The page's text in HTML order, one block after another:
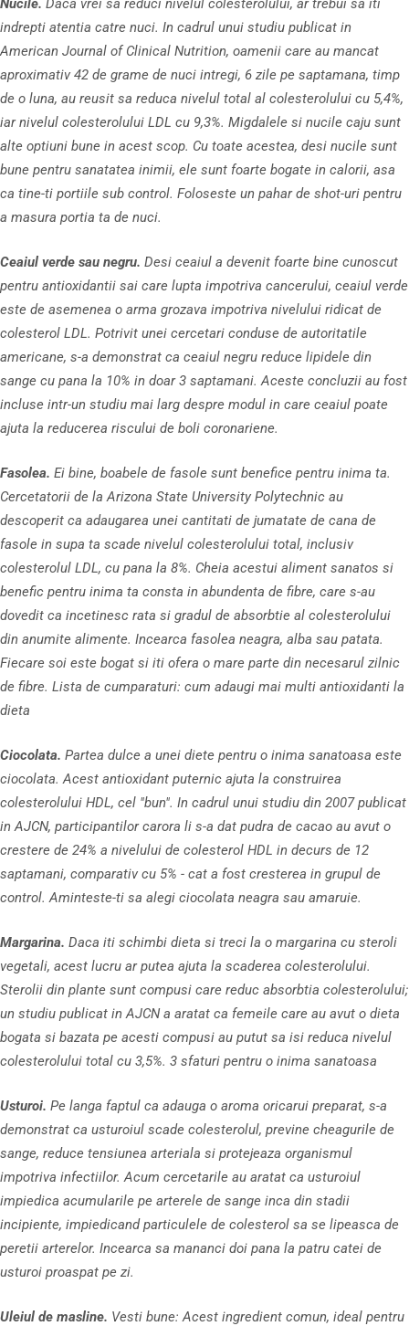
indrepti atentia catre nuci. In cadrul unui studiu publicat in
American Journal of Clinical Nutrition, oamenii care au mancat
aproximativ 42 de grame de nuci intregi, 6 zile pe saptamana, timp
de o luna, au reusit sa reduca nivelul total al colesterolului cu 5,4%,
iar nivelul colesterolului LDL cu 9,3%. Migdalele si nucile caju sunt
alte optiuni bune in acest scop. Cu toate acestea, desi nucile sunt
bune pentru sanatatea inimii, ele sunt foarte bogate in calorii, asa
ca tine-ti portiile sub control. Foloseste un pahar de shot-uri pentru
a masura portia ta de nuci.
Ceaiul verde sau negru. Desi ceaiul a devenit foarte bine cunoscut
pentru antioxidantii sai care lupta impotriva cancerului, ceaiul verde
este de asemenea o arma grozava impotriva nivelului ridicat de
colesterol LDL. Potrivit unei cercetari conduse de autoritatile
americane, s-a demonstrat ca ceaiul negru reduce lipidele din
sange cu pana la 10% in doar 3 saptamani. Aceste concluzii au fost
incluse intr-un studiu mai larg despre modul in care ceaiul poate
ajuta la reducerea riscului de boli coronariene.
Fasolea. Ei bine, boabele de fasole sunt benefice pentru inima ta.
Cercetatorii de la Arizona State University Polytechnic au
descoperit ca adaugarea unei cantitati de jumatate de cana de
fasole in supa ta scade nivelul colesterolului total, inclusiv
colesterolul LDL, cu pana la 8%. Cheia acestui aliment sanatos si
benefic pentru inima ta consta in abundenta de fibre, care s-au
dovedit ca incetinesc rata si gradul de absorbtie al colesterolului
din anumite alimente. Incearca fasolea neagra, alba sau patata.
Fiecare soi este bogat si iti ofera o mare parte din necesarul zilnic
de fibre. Lista de cumparaturi: cum adaugi mai multi antioxidanti la
dieta
Ciocolata. Partea dulce a unei diete pentru o inima sanatoasa este
ciocolata. Acest antioxidant puternic ajuta la construirea
colesterolului HDL, cel "bun". In cadrul unui studiu din 2007 publicat
in AJCN, participantilor carora li s-a dat pudra de cacao au avut o
crestere de 24% a nivelului de colesterol HDL in decurs de 12
saptamani, comparativ cu 5% - cat a fost cresterea in grupul de
control. Aminteste-ti sa alegi ciocolata neagra sau amaruie.
Margarina. Daca iti schimbi dieta si treci la o margarina cu steroli
vegetali, acest lucru ar putea ajuta la scaderea colesterolului.
Sterolii din plante sunt compusi care reduc absorbtia colesterolului;
un studiu publicat in AJCN a aratat ca femeile care au avut o dieta
bogata si bazata pe acesti compusi au putut sa isi reduca nivelul
colesterolului total cu 3,5%. 3 sfaturi pentru o inima sanatoasa
Usturoi. Pe langa faptul ca adauga o aroma oricarui preparat, s-a
demonstrat ca usturoiul scade colesterolul, previne cheagurile de
sange, reduce tensiunea arteriala si protejeaza organismul
impotriva infectiilor. Acum cercetarile au aratat ca usturoiul
impiedica acumularile pe arterele de sange inca din stadii
incipiente, impiedicand particulele de colesterol sa se lipeasca de
peretii arterelor. Incearca sa mananci doi pana la patru catei de
usturoi proaspat pe zi.
Uleiul de masline. Vesti bune: Acest ingredient comun, ideal pentru